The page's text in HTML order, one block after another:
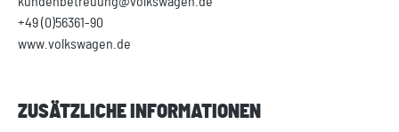
+49 (0)56361-90
www.volkswagen.de
ZUSÄTZLICHE INFORMATIONEN